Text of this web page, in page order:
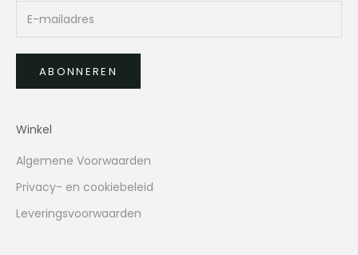
ABONNEREN
Winkel
Algemene Voorwaarden
Privacy- en cookiebeleid
Leveringsvoorwaarden